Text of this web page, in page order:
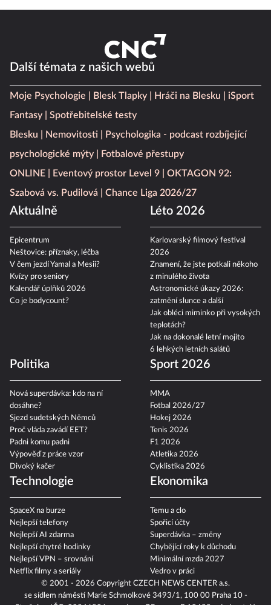
© 2001 - 2026 Copyright CZECH NEWS CENTER a.s.
se sídlem náměstí Marie Schmolkové 3493/1, 100 00 Praha 10 -
Další témata z našich webů
Moje Psychologie Blesk Tlapky Hráči na Blesku
iSport
Fantasy
Spotřebitelské testy
Blesku
Nemovitosti
Psychologika - podcast rozbíjející
psychologické mýty
Fotbalové přestupy
ONLINE
Eventový prostor Level 9
OKTAGON 92:
Szabová vs. Pudilová
Chance Liga 2026/27
Aktuálně
Epicentrum
Neštovice: příznaky, léčba
V čem jezdí Yamal a Mesii?
Kvízy pro seniory
Kalendář úplňků 2026
Co je bodycount?
Léto 2026
Karlovarský filmový festival
2026
Znamení, že jste potkali někoho
z minulého života
Astronomické úkazy 2026:
zatmění slunce a další
Jak obléci miminko při vysokých
teplotách?
Jak na dokonalé letní mojito
6 lehkých letních salátů
Politika
Nová superdávka: kdo na ní
dosáhne?
Sjezd sudetských Němců
Proč vláda zavádí EET?
Padni komu padni
Výpověď z práce vzor
Divoký kačer
Sport 2026
MMA
Fotbal 2026/27
Hokej 2026
Tenis 2026
F1 2026
Atletika 2026
Cyklistika 2026
Technologie
SpaceX na burze
Nejlepší telefony
Nejlepší AI zdarma
Nejlepší chytré hodinky
Nejlepší VPN – srovnání
Netflix filmy a seriály
Ekonomika
Temu a clo
Spořicí účty
Superdávka – změny
Chybějící roky k důchodu
Minimální mzda 2027
Vedro v práci